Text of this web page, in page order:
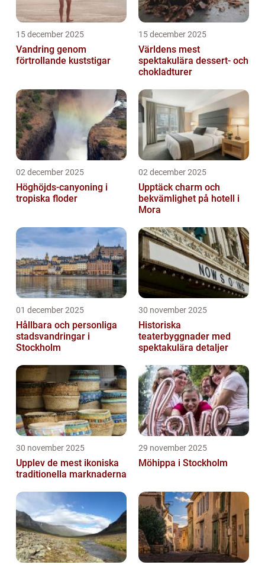
15 december 2025
Vandring genom
förtrollande kuststigar
15 december 2025
Världens mest
spektakulära dessert- och
chokladturer
02 december 2025
Höghöjds-canyoning i
tropiska floder
02 december 2025
Upptäck charm och
bekvämlighet på hotell i
Mora
01 december 2025
Hållbara och personliga
stadsvandringar i
Stockholm
30 november 2025
Historiska
teaterbyggnader med
spektakulära detaljer
30 november 2025
Upplev de mest ikoniska
traditionella marknaderna
29 november 2025
Möhippa i Stockholm